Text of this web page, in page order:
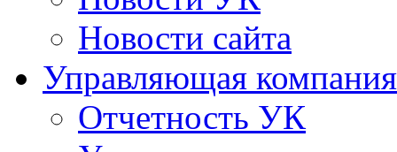
Новости сайта
Управляющая компания
Отчетность УК